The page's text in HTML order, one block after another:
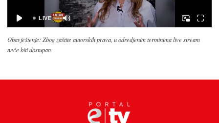
Obavještenje: Zbog zaštite autorskih prava, u odredjenim terminima live stream
neće biti dostupan.